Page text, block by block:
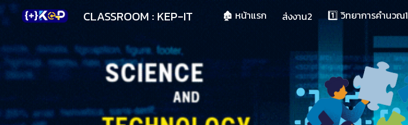
Skip to main content
CLASSROOM : KEP-IT 🏚 หน้าแรก ส่งงาน2 1️⃣ วิทยาการคำนวณ1